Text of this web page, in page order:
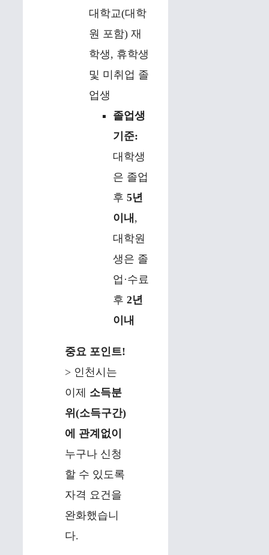
대학교(대학
원 포함) 재
학생, 휴학생
및 미취업 졸
업생
졸업생
기준:
대학생
은 졸업
후 5년
이내 ,
대학원
생은 졸
업·수료
후 2년
이내
중요 포인트!
> 인천시는
이제 소득분
위(소득구간)
에 관계없이
누구나 신청
할 수 있도록
자격 요건을
완화했습니
다.